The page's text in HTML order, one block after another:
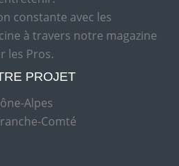
constante avec les
à travers notre magazine
les Pros.
PROJET
Alpes
Comté